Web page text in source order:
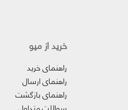
خرید از میو
راهنمای خرید
راهنمای ارسال
راهنمای بازگشت